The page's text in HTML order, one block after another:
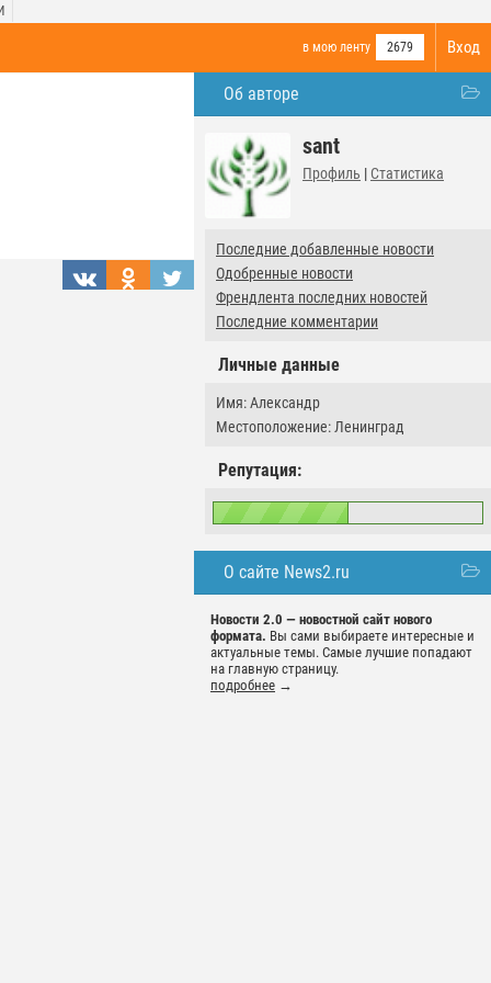
Вход
в мою ленту 2679
Об авторе
sant
Профиль | Статистика
Последние добавленные новости
Одобренные новости
Френдлента последних новостей
Последние комментарии
Личные данные
Имя: Александр
Местоположение: Ленинград
Репутация:
О сайте News2.ru
Новости 2.0 — новостной сайт нового
формата. Вы сами выбираете интересные и
актуальные темы. Самые лучшие попадают
на главную страницу.
подробнее →